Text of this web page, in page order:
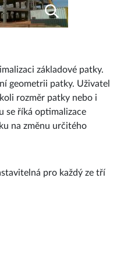
základové patky.
geometrii patky. Uživatel
rozměr patky nebo i
se říká optimalizace
na změnu určitého
pro každý ze tří